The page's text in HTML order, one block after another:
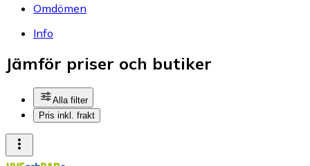
Omdömen
Info
Jämför priser och butiker
Alla filter
Pris inkl. frakt